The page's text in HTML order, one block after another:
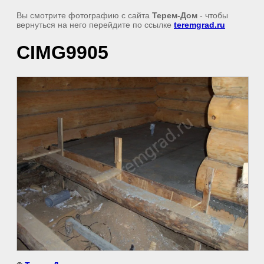
Вы смотрите фотографию с сайта Терем-Дом - чтобы
вернуться на него перейдите по ссылке teremgrad.ru
CIMG9905